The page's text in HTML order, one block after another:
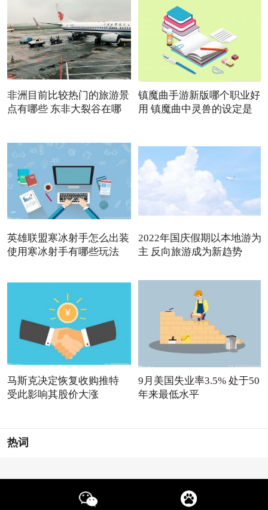
非洲目前比较热门的旅游景
点有哪些 东非大裂谷在哪
镇魔曲手游新版哪个职业好
用 镇魔曲中灵兽的设定是
英雄联盟寒冰射手怎么出装
使用寒冰射手有哪些玩法
2022年国庆假期以本地游为
主 反向旅游成为新趋势
马斯克决定恢复收购推特
受此影响其股价大涨
9月美国失业率3.5% 处于50
年来最低水平
热词